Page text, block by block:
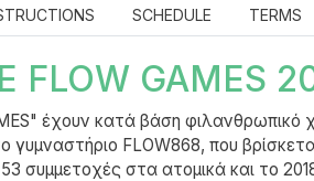
SCHEDULE TERMS
FLOW GAMES
έχουν κατά βάση φιλανθρωπικό
γυμναστήριο FLOW868, που
συμμετοχές στα ατομικά και το